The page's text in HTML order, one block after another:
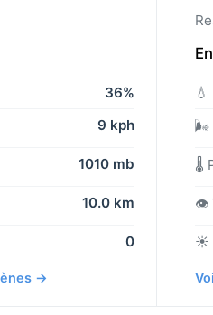
36%
9 kph
1010 mb
10.0 km
0
→
🌬️
🌡️
👁️
☀️